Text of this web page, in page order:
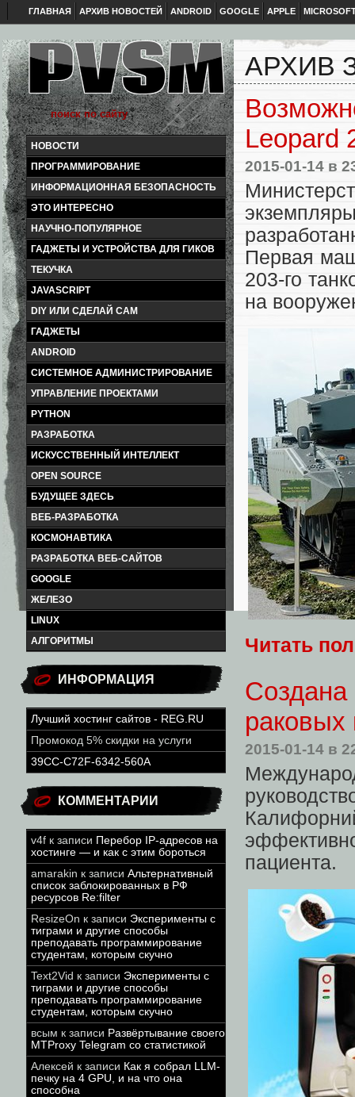
ГЛАВНАЯ АРХИВ НОВОСТЕЙ ANDROID GOOGLE APPLE
НОВОСТИ
ПРОГРАММИРОВАНИЕ
ИНФОРМАЦИОННАЯ БЕЗОПАСНОСТЬ
ЭТО ИНТЕРЕСНО
НАУЧНО-ПОПУЛЯРНОЕ
ГАДЖЕТЫ И УСТРОЙСТВА ДЛЯ ГИКОВ
ТЕКУЧКА
JAVASCRIPT
DIY ИЛИ СДЕЛАЙ САМ
ГАДЖЕТЫ
ANDROID
СИСТЕМНОЕ АДМИНИСТРИРОВАНИЕ
УПРАВЛЕНИЕ ПРОЕКТАМИ
PYTHON
РАЗРАБОТКА
ИСКУССТВЕННЫЙ ИНТЕЛЛЕКТ
OPEN SOURCE
БУДУЩЕЕ ЗДЕСЬ
ВЕБ-РАЗРАБОТКА
КОСМОНАВТИКА
РАЗРАБОТКА ВЕБ-САЙТОВ
GOOGLE
ЖЕЛЕЗО
LINUX
АЛГОРИТМЫ
ИНФОРМАЦИЯ
Лучший хостинг сайтов - REG.RU
Промокод 5% скидки на услуги
39CC-C72F-6342-560A
КОММЕНТАРИИ
v4f к записи Перебор IP-адресов на
хостинге — и как с этим бороться
amarakin к записи Альтернативный
список заблокированных в РФ
ресурсов Re:filter
ResizeOn к записи Эксперименты с
тиграми и другие способы
преподавать программирование
студентам, которым скучно
Text2Vid к записи Эксперименты с
тиграми и другие способы
преподавать программирование
студентам, которым скучно
всым к записи Развёртывание своего
MTProxy Telegram со статистикой
Алексей к записи Как я собрал LLM-
печку на 4 GPU, и на что она
способна
АРХИВ
Leopard
2015-01-14 в
Первая
203-го
на
Читать
раковых
2015-01-14 в
пациента.